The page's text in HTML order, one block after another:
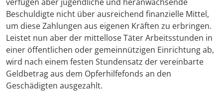
Beschuldigte nicht über ausreichend finanzielle Mittel,
um diese Zahlungen aus eigenen Kräften zu erbringen.
Leistet nun aber der mittellose Täter Arbeitsstunden in
einer öffentlichen oder gemeinnützigen Einrichtung ab,
wird nach einem festen Stundensatz der vereinbarte
Geldbetrag aus dem Opferhilfefonds an den
Geschädigten ausgezahlt.